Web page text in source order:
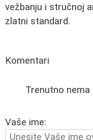
vežbanju i stručnoj
zlatni standard.
Komentari
Trenutno
Vaše ime: